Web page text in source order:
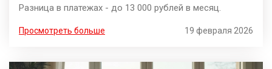
Разница в платежах - до 13 000 рублей в месяц.
Просмотреть больше 19 февраля 2026